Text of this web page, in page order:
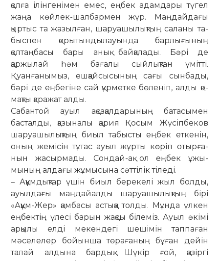
қолға ілінгенімен емес, еңбек адамдары түгел
жаңа көй­лек-шал­бармен жүр. Маңдайдағы
қыртыс та жазылған, шаруашылықтың саланы та­­
быспен қорытындылауында бар­лы­ғының
қолтаңбасы бары анық бай­қа­лады. Бәрі де
қаржылай һәм бағалы сыйлықтан үмітті.
Қуанғанымыз, еш­қай­­сы­сының сағы сынбады,
бәрі де ең­бегіне сай құрметке бөленіп, алды қо­
мақ­ты қаражат алды.
Сабантой ауыл ақсақалдарының ба­тасымен
басталды, қазыналы қария Қосым Жүсіпбеков
шаруашылықтың биыл табысты еңбек еткенін,
оның же­мі­сін тұтас ауыл жұрты көріп отыр­ға­
нын жасырмады. Сондай-ақ ол еңбек ұжы­­
мының алдағы жұмысына сәттілік тіледі.
– Аққұмдықтар үшін биыл берекелі жыл болды,
ауылдағы маңдайалды ша­­­руа­шылықтың бірі
«Аққұм-Жер» қам­­­басы астыққа толды. Мұнда үлкен
еңбек­тің үлесі барын жақсы білеміз. Ауыл әкімі
арқылы елді мекендегі ше­ші­мін таппаған
мәселелер бойынша төра­ғаның бұған дейін
талай алдына бардық. Шүкір ғой, қазіргі